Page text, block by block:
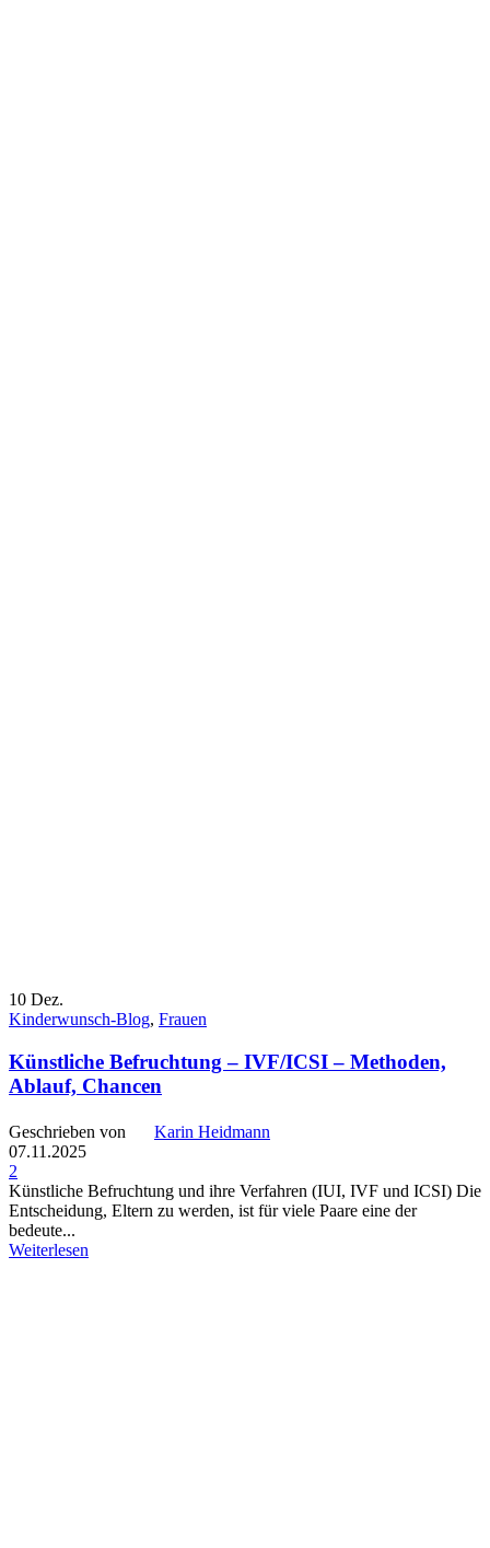
10 Dez.
Kinderwunsch-Blog, Frauen
Künstliche Befruchtung – IVF/ICSI – Methoden,
Ablauf, Chancen
Geschrieben von
Karin Heidmann
07.11.2025
2
Künstliche Befruchtung und ihre Verfahren (IUI, IVF und ICSI) Die
Entscheidung, Eltern zu werden, ist für viele Paare eine der
bedeute...
Weiterlesen